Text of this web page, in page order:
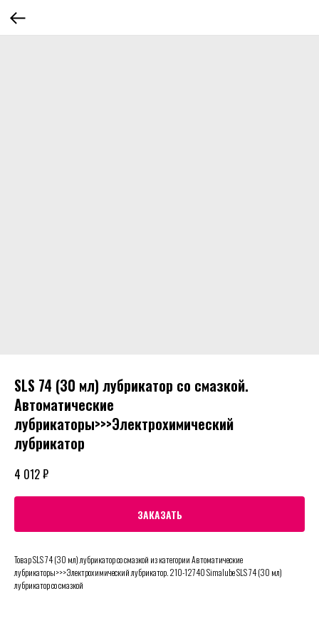
SLS 74 (30 мл) лубрикатор со смазкой.
Автоматические
лубрикаторы>>>Электрохимический
лубрикатор
4 012₽
ЗАКАЗАТЬ
Товар SLS 74 (30 мл) лубрикатор со смазкой из категории Автоматические
лубрикаторы>>>Электрохимический лубрикатор. 210-12740 Simalube SLS 74 (30 мл)
лубрикатор со смазкой